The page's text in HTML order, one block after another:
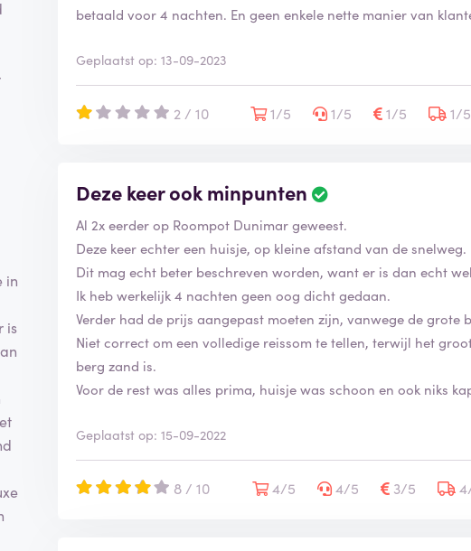
in
is
betaald voor 4 nachten. En geen enkele nette manier van
Geplaatst op: 13-09-2023
2 / 10 1/5 1/5 1/5 1/5
Deze keer ook minpunten
Al 2x eerder op Roompot Dunimar geweest.
Deze keer echter een huisje, op kleine afstand van de snelweg.
Dit mag echt beter beschreven worden, want er is dan echt
Ik heb werkelijk 4 nachten geen oog dicht gedaan.
Verder had de prijs aangepast moeten zijn, vanwege de grote
Niet correct om een volledige reissom te tellen, terwijl het
berg zand is.
Voor de rest was alles prima, huisje was schoon en ook niks
Geplaatst op: 15-09-2022
8 / 10 4/5 4/5 3/5